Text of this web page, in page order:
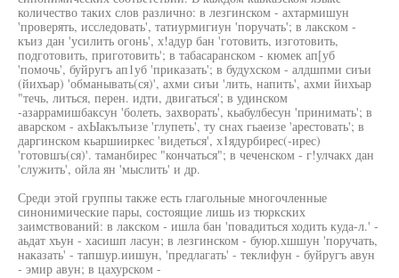
количество таких слов различно: в лезгинском - ахтармишун
'проверять, исследовать', татиурмигиун 'поручать'; в лакском -
къиз дан 'усилить огонь', х!адур бан 'готовить, изготовить,
подготовить, приготовить'; в табасаранском - кюмек ап[уб
'помочь', буйругъ ап1уб 'приказать'; в будухском - алдшпми сиъи
(йихъар) 'обманывать(ся)', ахми сиъи 'лить, напить', ахми йихъар
"течь, литься, перен. идти, двигаться'; в удинском
-азаррамишбаксун 'болеть, захворать', кьабулбесун 'принимать'; в
аварском - ахЫакълъизе 'глупеть', ту снах гьаеизе 'арестовать'; в
даргинском кьаршииркес 'видеться', х1ядурбирес(-ирес)
'готовшъ(ся)'. таманбирес "кончаться"; в чеченском - г!улчакх дан
'служить', ойла ян 'мыслить' и др.
Среди этой группы также есть глагольные многочленные
синонимические пары, состоящие лишь из тюркских
заимствований: в лакском - ишла бан 'повадиться ходить куда-л.' -
аьдат хъун - хасишп ласун; в лезгинском - буюр.хшшун 'поручать,
наказать' - тапшур.иишун, 'предлагать' - теклифун - буйругъ авун
- эмир авун; в цахурском -